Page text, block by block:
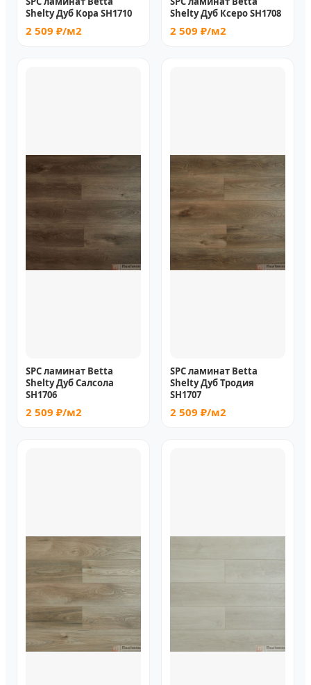
Shelty Дуб Кора SH1710
2 509 ₽/м2
Shelty Дуб Ксеро SH1708
2 509 ₽/м2
SPC ламинат Betta
Shelty Дуб Салсола
SH1706
2 509 ₽/м2
SPC ламинат Betta
Shelty Дуб Тродия
SH1707
2 509 ₽/м2